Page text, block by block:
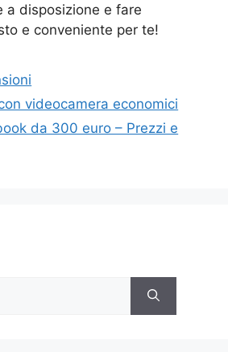
a disposizione e fare
e conveniente per te!
videocamera economici
da 300 euro – Prezzi e